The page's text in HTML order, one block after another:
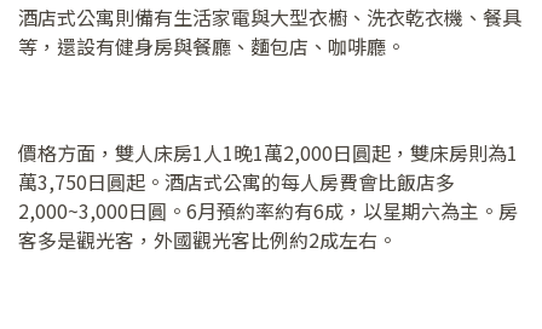
酒店式公寓則備有生活家電與大型衣櫥、洗衣乾衣機、餐具
等，還設有健身房與餐廳、麵包店、咖啡廳。
價格方面，雙人床房1人1晚1萬2,000日圓起，雙床房則為1
萬3,750日圓起。酒店式公寓的每人房費會比飯店多
2,000~3,000日圓。6月預約率約有6成，以星期六為主。房
客多是觀光客，外國觀光客比例約2成左右。